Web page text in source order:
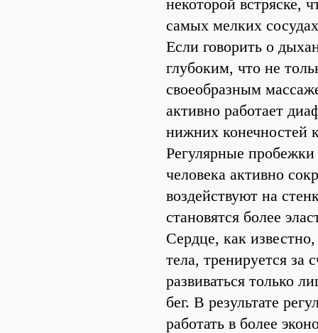
некоторой встряске,
самых мелких
Если говорить о
глубоким, что не
своеобразным
активно работает
нижних конечностей
Регулярные
человека активно
воздействуют на
становятся более
Сердце, как
тела, тренируется
развиваться только
бег. В результате
работать в более